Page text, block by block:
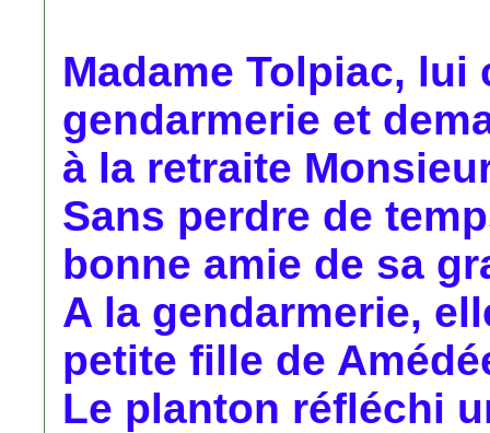
Madame Tolpiac, lui
gendarmerie et
à la retraite
Sans perdre de
bonne amie de sa
A la gendarmerie,
petite fille de
Le planton réfléchi